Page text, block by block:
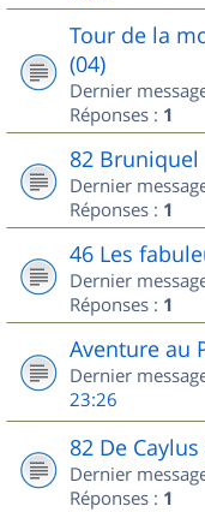
Tour de la
(04)
Dernier
Réponses : 1
82 Bruniquel
Dernier
Réponses : 1
46 Les
Dernier
Réponses : 1
Aventure au
Dernier
23:26
82 De
Dernier
Réponses : 1